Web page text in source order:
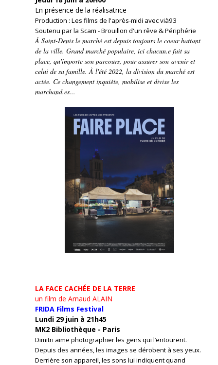
En présence de la réalisatrice
Production : Les films de l'après-midi avec vià93
Soutenu par la Scam - Brouillon d'un rêve & Périphérie
À Saint-Denis le marché est depuis toujours le coeur battant
de la ville. Grand marché populaire, ici chacun.e fait sa
place, qu'importe son parcours, pour assurer son avenir et
celui de sa famille. À l'été 2022, la division du marché est
actée. Ce changement inquiète, mobilise et divise les
marchand.es...
LA FACE CACHÉE DE LA TERRE
un film de Arnaud ALAIN
FRIDA Films Festival
Lundi 29 juin à 21h45
MK2 Bibliothèque - Paris
Dimitri aime photographier les gens qui l’entourent.
Depuis des années, les images se dérobent à ses yeux.
Derrière son appareil, les sons lui indiquent quand